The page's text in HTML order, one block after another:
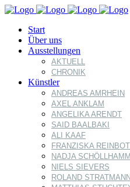
Start
Über uns
Ausstellungen
AKTUELL
CHRONIK
Künstler
ANDREAS AMRHEIN
AXEL ANKLAM
ANGELIKA ARENDT
SAID BAALBAKI
ALI KAAF
FRANZISKA
NADJA
NIELS SIEVERS
ROLAND STRATMANN